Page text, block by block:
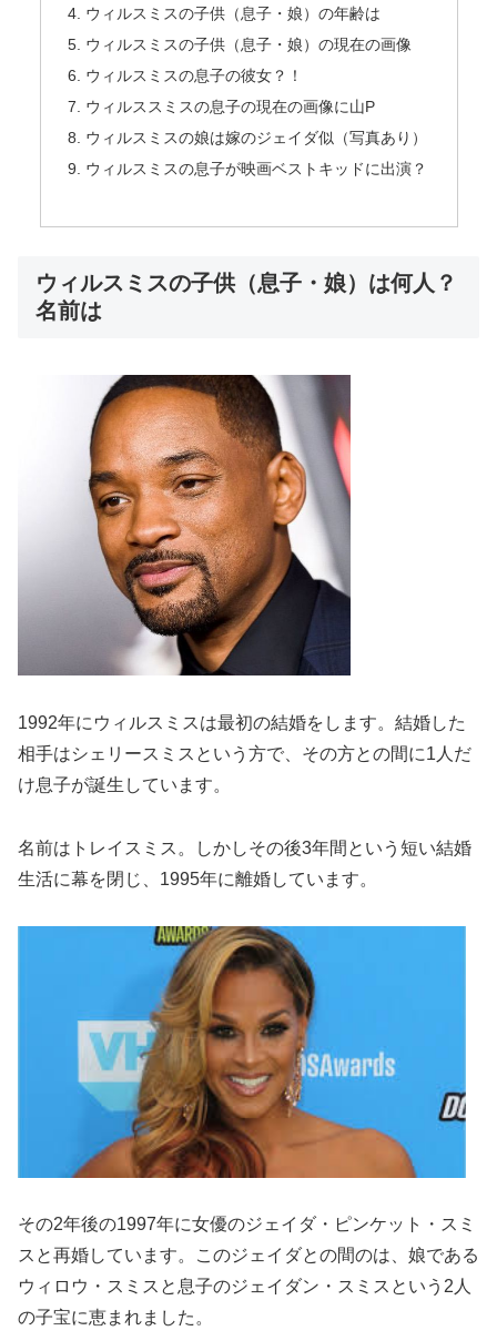
ウィルスミスの子供（息子・娘）の年齢は
ウィルスミスの子供（息子・娘）の現在の画像
ウィルスミスの息子の彼女？！
ウィルススミスの息子の現在の画像に山P
ウィルスミスの娘は嫁のジェイダ似（写真あり）
ウィルスミスの息子が映画ベストキッドに出演？
ウィルスミスの子供（息子・娘）は何人？
名前は
1992年にウィルスミスは最初の結婚をします。結婚した
相手はシェリースミスという方で、その方との間に1人だ
け息子が誕生しています。
名前はトレイスミス。しかしその後3年間という短い結婚
生活に幕を閉じ、1995年に離婚しています。
その2年後の1997年に女優のジェイダ・ピンケット・スミ
スと再婚しています。このジェイダとの間のは、娘である
ウィロウ・スミスと息子のジェイダン・スミスという2人
の子宝に恵まれました。